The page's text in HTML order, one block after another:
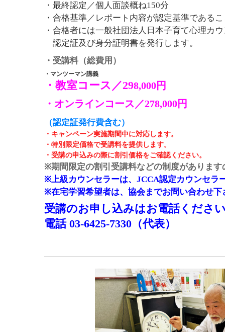
・最終認定／個人面談概ね150分
・合格基準／レポート内容が認定基準である
・合格者には一般社団法人日本子育て心理カ
認定証及び身分証明書を発行します。
・受講料（総費用）
・マンツーマン講義
・教室コース／298,000円
・オンラインコース／278,000円
（認定証発行費含む）
・キャンペーン実施期間中に対応します。
・特別限定価格で受講料を提供します。
・受講の申込みの際に割引価格をご確認ください。
※期間限定の割引受講料などの制度があります
※上級カウンセラーは、JCCA認定カウンセラ
※在宅学習希望者は、協会までお問い合わせ下
受講のお申し込みはお電話くだ
電話 03-6425-7330（代表）